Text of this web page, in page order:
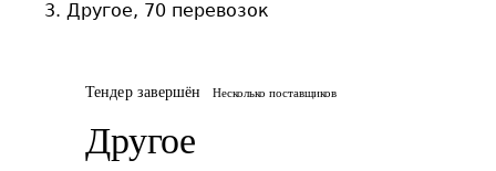
Другое, 70 перевозок
Тендер завершён Несколько поставщиков
Другое